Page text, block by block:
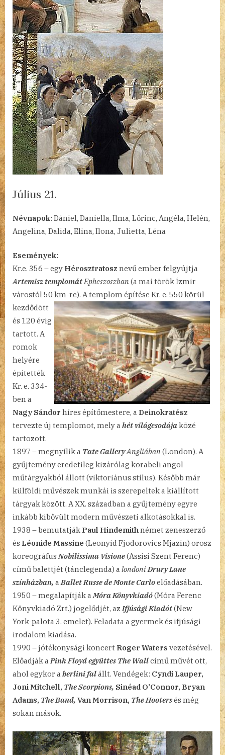
Július 21.
on
Július
21.
Névnapok: Dániel, Daniella, Ilma, Lőrinc, Angéla, Helén,
Angelina, Dalida, Elina, Ilona, Julietta, Léna
Események:
Kr.e. 356 – egy Hérosztratosz nevű ember felgyújtja
Artemisz templomátEpheszoszban (a mai török İzmir
várostól 50 km-re). A templom építése Kr. e. 550 körül
kezdődött
és 120 évig
tartott. A
romok
helyére
építették
Kr. e. 334-
ben a
Nagy Sándor híres építőmestere, a Deinokratész
tervezte új templomot, mely a hét világcsodájaközé
tartozott.
1897 – megnyílik a Tate GalleryAngliában (London). A
gyűjtemény eredetileg kizárólag korabeli angol
műtárgyakból állott (viktoriánus stílus). Később már
külföldi művészek munkái is szerepeltek a kiállított
tárgyak között. A XX. században a gyűjtemény egyre
inkább kibővült modern művészeti alkotásokkal is.
1938 – bemutatják Paul Hindemithnémet zeneszerző
és Léonide Massine (Leonyid Fjodorovics Mjazin) orosz
koreográfusNobilissima Visione(Assisi Szent Ferenc)
című balettjét (tánclegenda) a londoniDrury Lane
színházban, aBallet Russe de Monte Carloelőadásában.
1950 – megalapítják aMóra Könyvkiadó(Móra Ferenc
Könyvkiadó Zrt.) jogelődjét, azIfjúsági Kiadót(New
York-palota 3. emelet). Feladata a gyermek és ifjúsági
irodalom kiadása.
1990 – jótékonysági koncert Roger Waters vezetésével.
Előadják aPink Floyd együttes The Wallcímű művét ott,
ahol egykor a berlini falállt. Vendégek: Cyndi Lauper,
Joni Mitchell, The Scorpions, Sinéad O’Connor, Bryan
Adams, The Band, Van Morrison, The Hootersés még
sokan mások.